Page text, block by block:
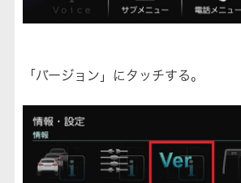
「バージョン」にタッチする。